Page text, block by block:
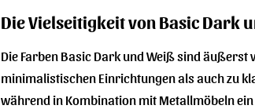
Die Vielseitigkeit von Basic Dark
Die Farben Basic Dark und Weiß sind
minimalistischen Einrichtungen als auch zu
während in Kombination mit Metallmöbeln